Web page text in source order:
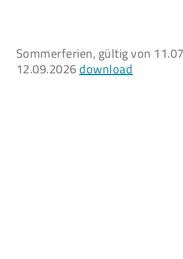
Sommerferien, gültig von
12.09.2026download